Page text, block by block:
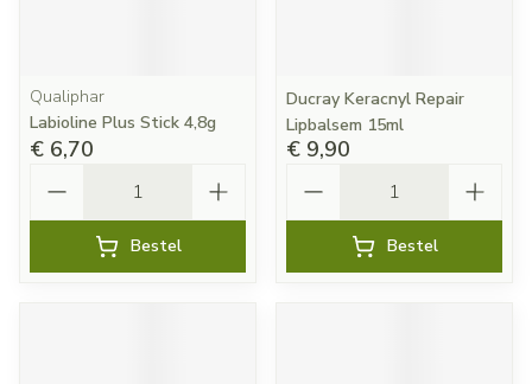
Qualiphar
Labioline Plus Stick 4,8g
€ 6,70
Bestel
Ducray Keracnyl Repair
Lipbalsem 15ml
€ 9,90
Bestel